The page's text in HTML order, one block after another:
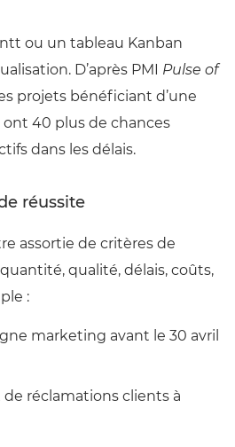
ou un tableau Kanban
D’après PMI Pulse of
projets bénéficiant d’une
40 plus de chances
dans les délais.
réussite
assortie de critères de
qualité, délais, coûts,
:
marketing avant le 30 avril
de réclamations clients à